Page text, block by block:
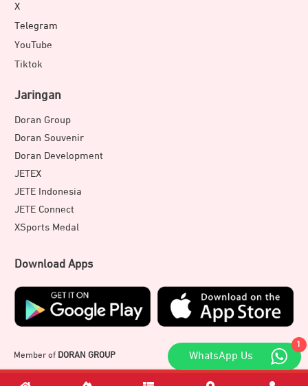
X
Telegram
YouTube
Tiktok
Jaringan
Doran Group
Doran Souvenir
Doran Development
JETEX
JETE Indonesia
JETE Connect
XSports Medal
Download Apps
Member of DORAN GROUP
1
WhatsApp Us